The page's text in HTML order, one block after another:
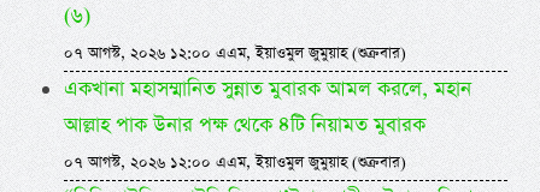
(৬)
০৭ আগস্ট, ২০২৬ ১২:০০ এএম, ইয়াওমুল জুমুয়াহ (শুক্রবার)
একখানা মহাসম্মানিত সুন্নাত মুবারক আমল করলে, মহান
আল্লাহ পাক উনার পক্ষ থেকে ৪টি নিয়ামত মুবারক
০৭ আগস্ট, ২০২৬ ১২:০০ এএম, ইয়াওমুল জুমুয়াহ (শুক্রবার)